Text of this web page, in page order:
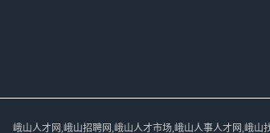
峨山人才网,峨山招聘网,峨山人才市场,峨山人事人才网,峨山